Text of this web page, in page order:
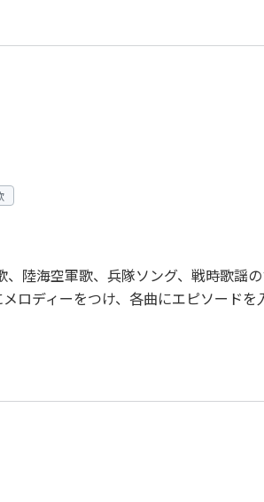
陸海空軍歌、兵隊ソング、戦時歌謡
ロディーをつけ、各曲にエピソードを